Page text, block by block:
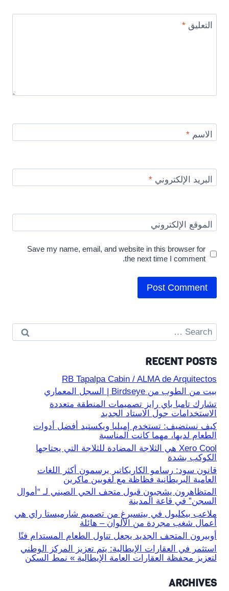
التعليق*
الاسم*
البريد الإلكتروني*
الموقع الإلكتروني
Save my name, email, and website in this browser for
the next time I comment.
Search
for:
RECENT POSTS
RB Tapalpa Cabin / ALMA de Arquitectos
بيت من الطوب من Birdseye | السجل المعماري
تشارك تامبا باي رايز تصميمات المنطقة متعددة
الاستخدامات حول الاستاد الجديد
كيف نستضيف: تستخدم إميليا ويكستيد أفضل أدوات
الطعام لديها، مهما كانت المناسبة
Xero Cool هي الثلاجة المضادة للثلاجة التي يحتاجها
الكوكب بشدة
قانون سود: رسامو الكاريكاتير يرسمون أكثر اللغات
العامية البريطانية فظاظة مع لغويين ماكرين
المتظاهرون يشجبون قبول متحف الحي الصيني لـ “أموال
السجن” في قاعة المدينة
ملاعب بيكلبول في بيتسبرغ من تصميم شارميستا راي هي
أعمال شغب مجردة من الألوان – هائلة
أوبيرون المتحف الجديد يجعل تناول الطعام المستدام فنًا
استثمر في العقارات الإيطالية: يتم تعزيز المركز الوطني
لتعزيز محفظة العقارات العامة الإيطالية » نمط السكن
ARCHIVES